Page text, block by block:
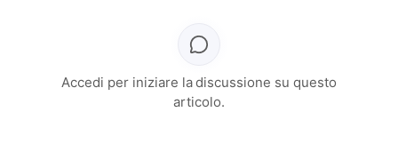
Accedi per iniziare la discussione su questo
articolo.